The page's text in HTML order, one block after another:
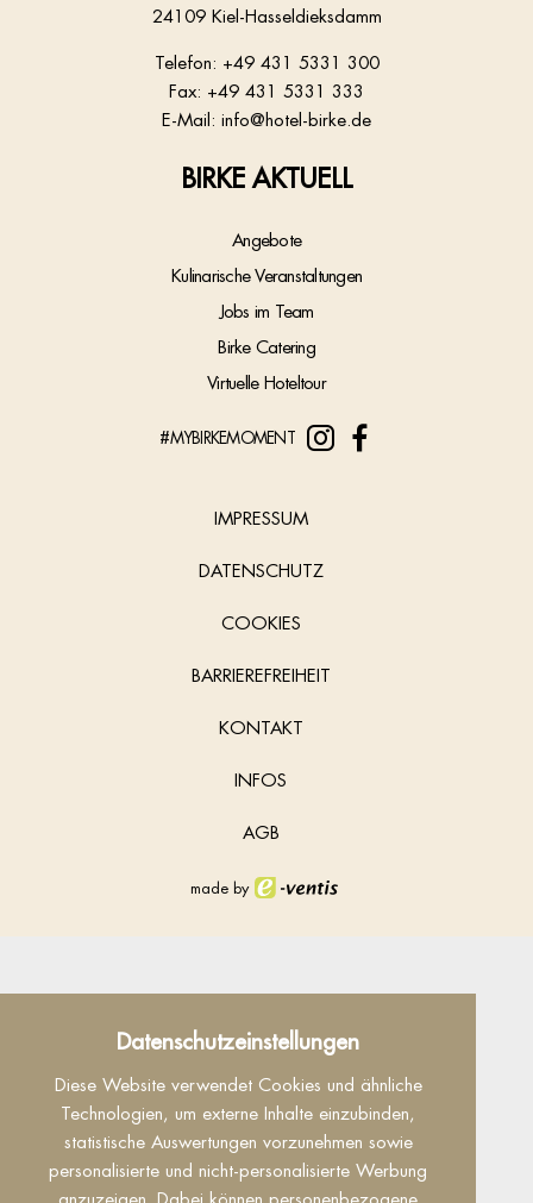
Datenschutzeinstellungen
Diese Website verwendet Cookies und ähnliche
Technologien, um externe Inhalte einzubinden,
statistische Auswertungen vorzunehmen sowie
personalisierte und nicht-personalisierte Werbung
24109 Kiel-Hasseldieksdamm
Telefon: +49 431 5331 300
Fax: +49 431 5331 333
E-Mail: info@hotel-birke.de
BIRKE AKTUELL
Angebote
Kulinarische Veranstaltungen
Jobs im Team
Birke Catering
Virtuelle Hoteltour
#MYBIRKEMOMENT
IMPRESSUM
DATENSCHUTZ
COOKIES
BARRIEREFREIHEIT
KONTAKT
INFOS
AGB
made by
Datenschutz
Dieser Inhalt ist nur sichtbar wenn Sie Cookies
von "Facebook" akzeptieren.
Akzeptieren Einstellungen